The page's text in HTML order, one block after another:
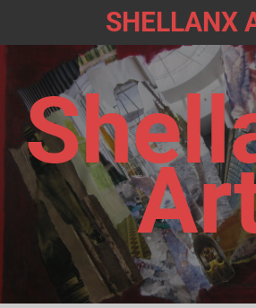
hoofdinhoud
SHELLANX